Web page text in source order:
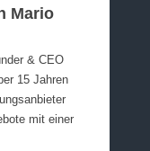
Mario
& CEO
15 Jahren
mit einer